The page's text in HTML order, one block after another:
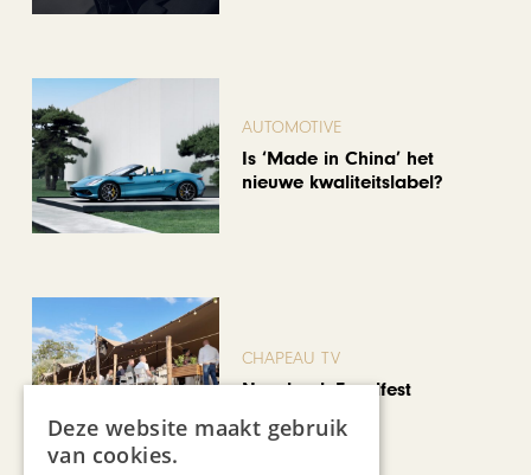
AUTOMOTIVE
Is ‘Made in China’ het
nieuwe kwaliteitslabel?
CHAPEAU TV
Noorbeek Foodfest
Deze website maakt gebruik
van cookies.